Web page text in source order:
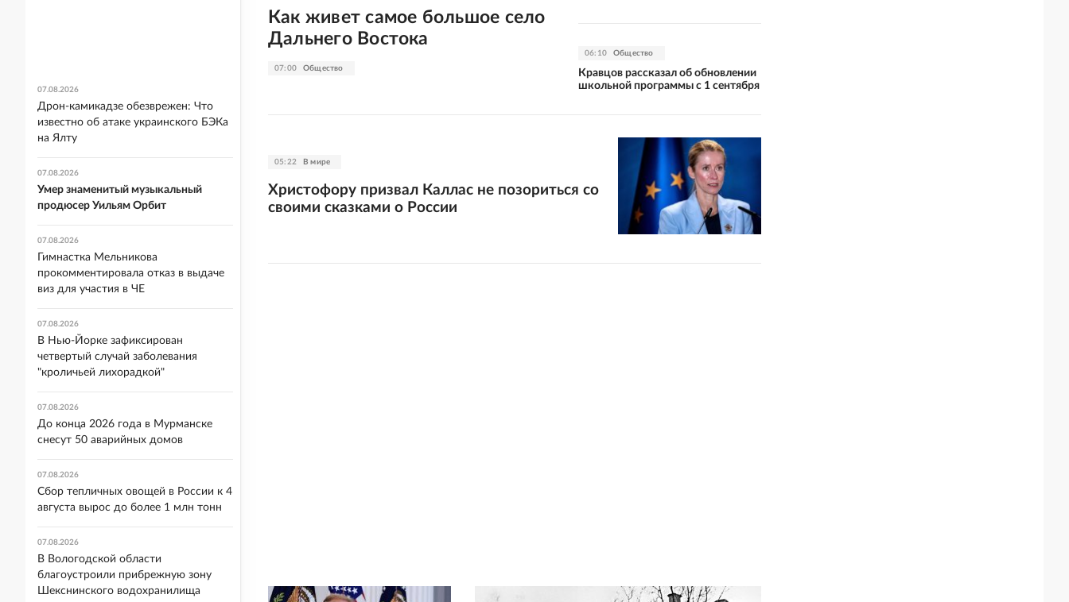
07:00 Общество
Как живет самое большое село
Дальнего Востока
06:10 Общество
Кравцов рассказал об обновлении
школьной программы с 1 сентября
05:22 В мире
Христофору призвал Каллас не позориться со
своими сказками о России
07.08.2026
Дрон-камикадзе обезврежен: Что
известно об атаке украинского БЭКа
на Ялту
07.08.2026
Умер знаменитый музыкальный
продюсер Уильям Орбит
07.08.2026
Гимнастка Мельникова
прокомментировала отказ в выдаче
виз для участия в ЧЕ
07.08.2026
В Нью-Йорке зафиксирован
четвертый случай заболевания
"кроличьей лихорадкой"
07.08.2026
До конца 2026 года в Мурманске
снесут 50 аварийных домов
07.08.2026
Сбор тепличных овощей в России к 4
августа вырос до более 1 млн тонн
07.08.2026
В Вологодской области
благоустроили прибрежную зону
Шекснинского водохранилища